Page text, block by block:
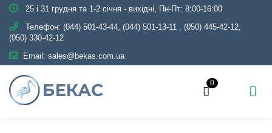
25 і 31 грудня та 1-2 січня - вихідні, Пн-Пт: 8:00-16:00
Телефон: (044) 501-43-44, (044) 501-13-11 , (050) 445-42-12,
(050) 330-42-12
Email: sales@bekas.com.ua
0